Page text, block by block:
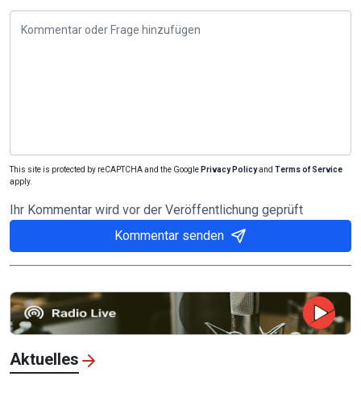
This site is protected by reCAPTCHA and the Google Privacy Policyand Terms of Service
apply.
Ihr Kommentar wird vor der Veröffentlichung geprüft
Kommentar senden
Aktuelles